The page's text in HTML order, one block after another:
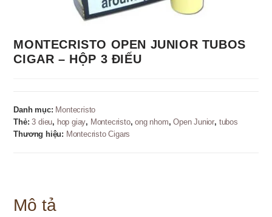
MONTECRISTO OPEN JUNIOR TUBOS
CIGAR – HỘP 3 ĐIẾU
Danh mục: Montecristo
Thẻ:3 dieu, hop giay, Montecristo,ong nhom,Open Junior, tubos
Thương hiệu: Montecristo Cigars
Mô tả